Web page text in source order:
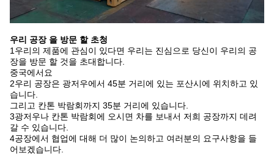
우리 공장 을 방문 할 초청
1우리의 제품에 관심이 있다면 우리는 진심으로 당신이 우리의 공
장을 방문 할 것을 초대합니다.
중국에서요
2우리 공장은 광저우에서 45분 거리에 있는 포산시에 위치하고 있
습니다.
그리고 칸톤 박람회까지 35분 거리에 있습니다.
3광저우나 칸톤 박람회에 오시면 차를 보내서 저희 공장까지 데려
갈 수 있습니다.
4공장에서 협업에 대해 더 많이 논의하고 여러분의 요구사항을 들
어보겠습니다.